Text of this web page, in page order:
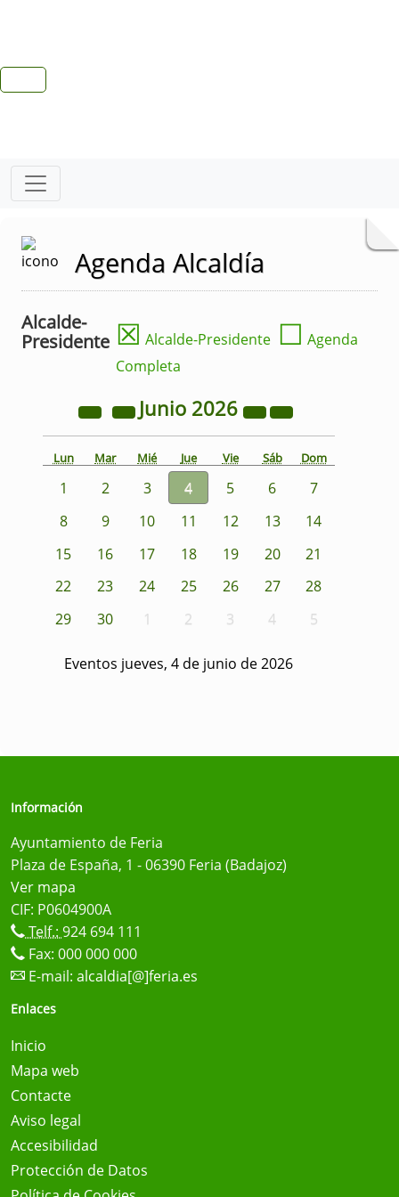
Agenda Alcaldía
Alcalde-
Presidente ☒ Alcalde-Presidente ☐ Agenda
Completa
Junio 2026
Lun Mar Mié Jue Vie Sáb Dom
1 2 3 4 5 6
7
8
9 10 11 12 13
14
15
16 17 18 19 20
21
22
23 24 25 26 27
28
29
30 1 2 3 4 5
Eventos jueves, 4 de junio de 2026
Información
Ayuntamiento de Feria
Plaza de España, 1 - 06390 Feria (Badajoz)
Ver mapa
CIF: P0604900A
Telf.: 924 694 111
Fax: 000 000 000
E-mail: alcaldia[@]feria.es
Enlaces
Inicio
Mapa web
Contacte
Aviso legal
Accesibilidad
Protección de Datos